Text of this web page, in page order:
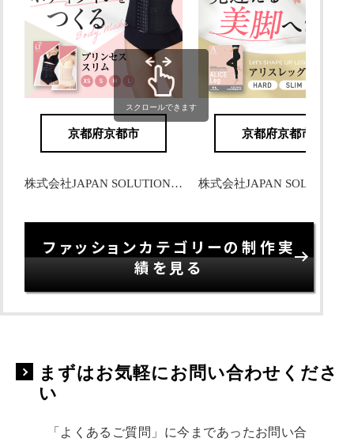
京都府京都市
株式会社JAPAN SOLUTIONS 様
京都府京都市
スクロールできます
ファッションカテゴリーの制作実
績を見る
まずはお気軽にお問い合わせくださ
い
「よくあるご質問」に今まであったお問い合